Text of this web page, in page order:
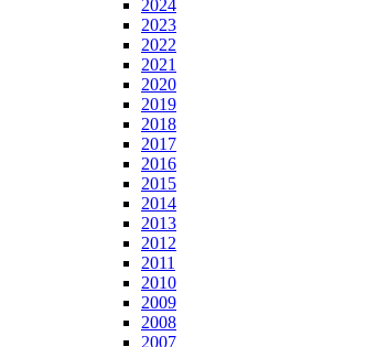
2024
2023
2022
2021
2020
2019
2018
2017
2016
2015
2014
2013
2012
2011
2010
2009
2008
2007